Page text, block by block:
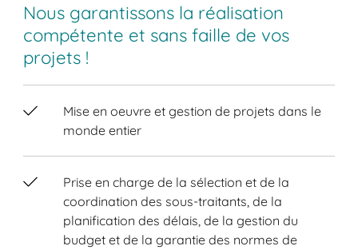
Nous garantissons la réalisation
compétente et sans faille de vos
projets !
Mise en oeuvre et gestion de projets dans le
monde entier
Prise en charge de la sélection et de la
coordination des sous-traitants, de la
planification des délais, de la gestion du
budget et de la garantie des normes de